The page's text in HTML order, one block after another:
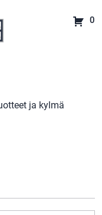
0
ja kylmä